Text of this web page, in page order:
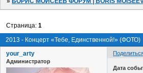
2013 - Концерт «Тебе, Единственной!» (ФОТО)
Страница:1
your_arty
Администратор
Дата